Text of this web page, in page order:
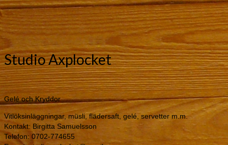
Fler bilder
Servetter
Saft och Delikatesser
Lilla Täppan